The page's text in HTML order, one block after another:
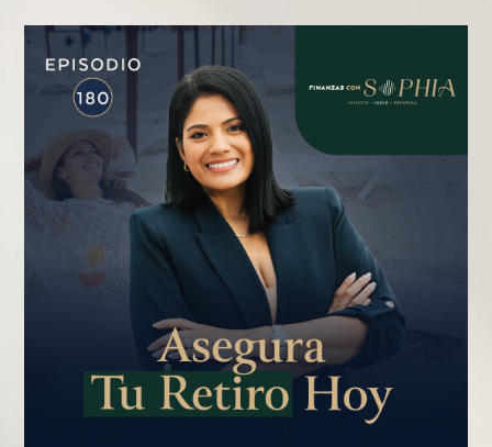
PÁGINAPÁGINA